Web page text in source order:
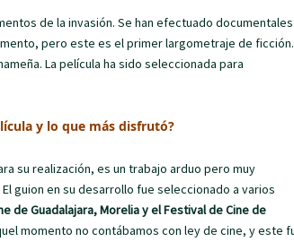
de la invasión. Se han efectuado documentales
pero este es el primer largometraje de ficción.
La película ha sido seleccionada para
y lo que más disfrutó?
su realización, es un trabajo arduo pero muy
guion en su desarrollo fue seleccionado a varios
de Guadalajara, Morelia y el Festival de Cine de
momento no contábamos con ley de cine, y este